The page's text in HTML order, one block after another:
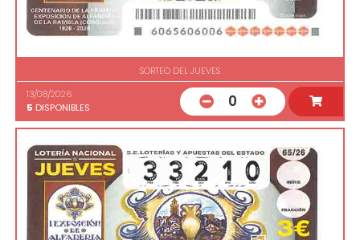
SORTEO DEL JUEVES
13/08/2026
5 DISPONIBLES 0